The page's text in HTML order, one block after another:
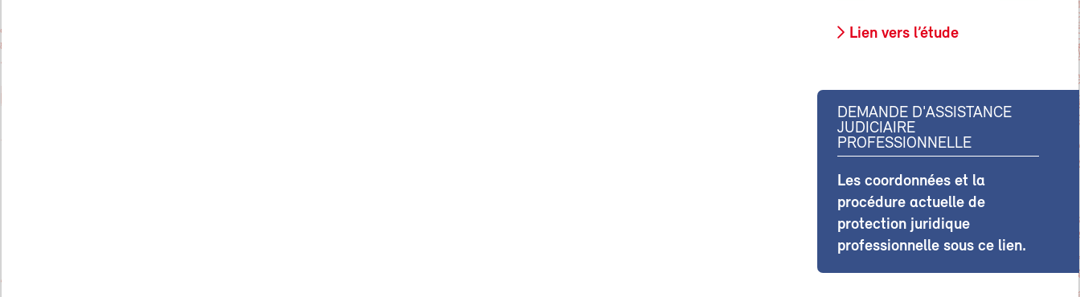
Lien vers l’étude
DEMANDE D'ASSISTANCE
JUDICIAIRE
PROFESSIONNELLE
Les coordonnées et la
procédure actuelle de
protection juridique
professionnelle sous ce lien.